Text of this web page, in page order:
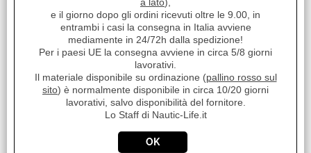
FLESSIBILE PER DOCCETTA 2MT INOX 3/8F - 15/1M
e il giorno dopo gli ordini ricevuti oltre le 9.00, in
entrambi i casi la consegna in Italia avviene
mediamente in 24/72h dalla spedizione!
Per i paesi UE la consegna avviene in circa 5/8 giorni
lavorativi.
Il materiale disponibile su ordinazione (pallino rosso sul
sito) è normalmente disponibile in circa 10/20 giorni
lavorativi, salvo disponibilità del fornitore.
Lo Staff di Nautic-Life.it